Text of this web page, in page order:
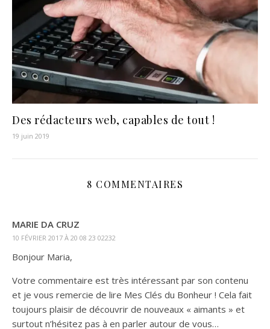
Des rédacteurs web, capables de tout !
19 juin 2019
8 COMMENTAIRES
MARIE DA CRUZ
10 FÉVRIER 2017 À 20 08 23 02232
Bonjour Maria,
Votre commentaire est très intéressant par son contenu
et je vous remercie de lire Mes Clés du Bonheur ! Cela fait
toujours plaisir de découvrir de nouveaux « aimants » et
surtout n’hésitez pas à en parler autour de vous…